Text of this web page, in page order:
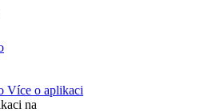
Více o aplikaci
na